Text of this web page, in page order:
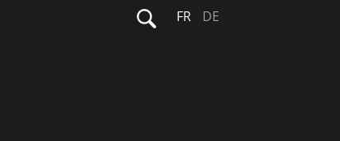
Rechercher :
FR DE